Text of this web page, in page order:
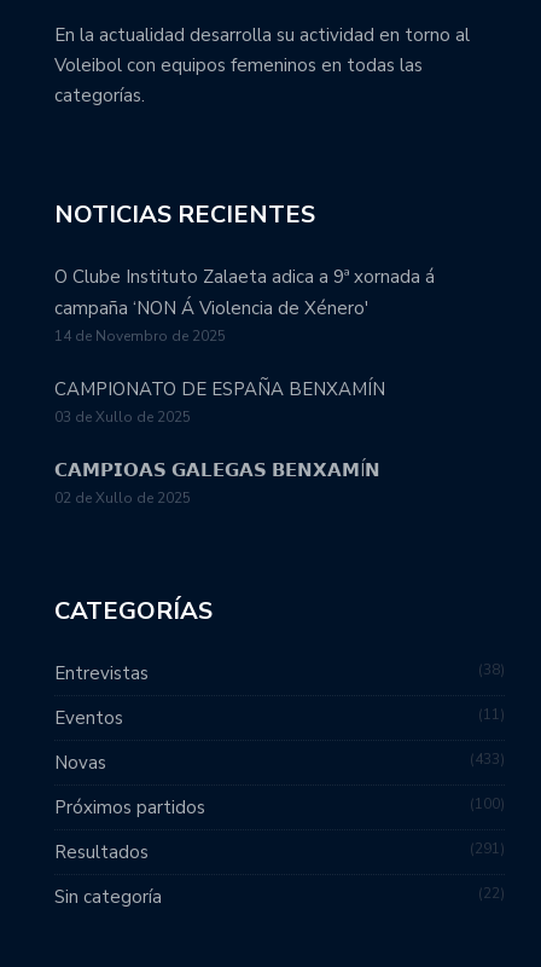
En la actualidad desarrolla su actividad en torno al
Voleibol con equipos femeninos en todas las
categorías.
NOTICIAS RECIENTES
O Clube Instituto Zalaeta adica a 9ª xornada á
campaña ‘NON Á Violencia de Xénero'
14 de Novembro de 2025
CAMPIONATO DE ESPAÑA BENXAMÍN
03 de Xullo de 2025
𝗖𝗔𝗠𝗣𝗜𝗢𝗔𝗦 𝗚𝗔𝗟𝗘𝗚𝗔𝗦 𝗕𝗘𝗡𝗫𝗔𝗠Í𝗡
02 de Xullo de 2025
CATEGORÍAS
Entrevistas 38
Eventos 11
Novas 433
Próximos partidos 100
Resultados 291
Sin categoría 22